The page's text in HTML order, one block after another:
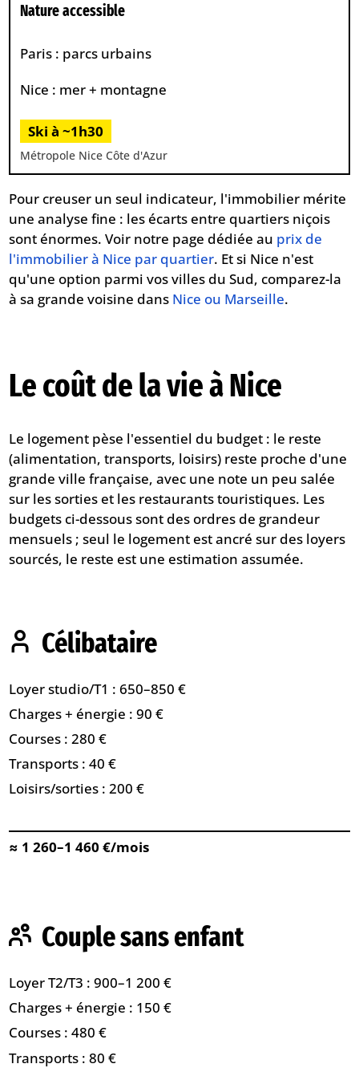
Nature accessible
Paris : parcs urbains
Nice : mer + montagne
Ski à ~1h30
Métropole Nice Côte d'Azur
Pour creuser un seul indicateur, l'immobilier mérite
une analyse fine : les écarts entre quartiers niçois
sont énormes. Voir notre page dédiée au prix de
l'immobilier à Nice par quartier. Et si Nice n'est
qu'une option parmi vos villes du Sud, comparez-la
à sa grande voisine dans Nice ou Marseille.
Le coût de la vie à Nice
Le logement pèse l'essentiel du budget : le reste
(alimentation, transports, loisirs) reste proche d'une
grande ville française, avec une note un peu salée
sur les sorties et les restaurants touristiques. Les
budgets ci-dessous sont des ordres de grandeur
mensuels ; seul le logement est ancré sur des loyers
sourcés, le reste est une estimation assumée.
Célibataire
Loyer studio/T1 : 650–850 €
Charges + énergie : 90 €
Courses : 280 €
Transports : 40 €
Loisirs/sorties : 200 €
≈ 1 260–1 460 €/mois
Couple sans enfant
Loyer T2/T3 : 900–1 200 €
Charges + énergie : 150 €
Courses : 480 €
Transports : 80 €